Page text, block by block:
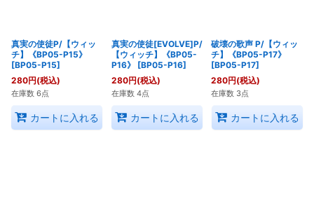
真実の使徒P/【ウィッ
チ】《BP05-P15》
[BP05-P15]
280円(税込)
在庫数 6点
カートに入れる
真実の使徒[EVOLVE]P/
【ウィッチ】《BP05-
P16》
[BP05-P16]
280円(税込)
在庫数 4点
カートに入れる
破壊の歌声 P/【ウィッ
チ】《BP05-P17》
[BP05-P17]
280円(税込)
在庫数 3点
カートに入れる